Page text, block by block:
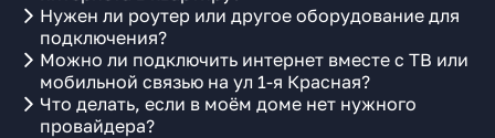
Нужен ли роутер или другое оборудование для
подключения?
Можно ли подключить интернет вместе с ТВ или
мобильной связью на ул 1-я Красная?
Что делать, если в моём доме нет нужного
провайдера?